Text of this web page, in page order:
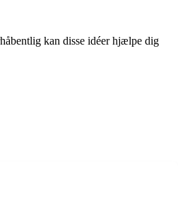
kan disse idéer hjælpe dig